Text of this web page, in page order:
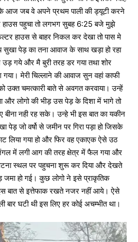
कि आज जब वे अपने प्रथम पाली की ड्यूटी करने
हाउस पहुचा तो लगभग सुबह 6:25 बजे मुझे
हाउस से बाहर निकल कर देखा तो पास मे
सुखा पेड़ का तना आवाज के साथ खड़ा हो रहा
गये और मै बुरी तरह डर गया तथा शोर
मेरी चिल्लाने की आवाज सुन वहां काफी
उक्त चमत्कारी बाते से अवगत करवाया। उन्हें
और लोगो की भीड़ उस पेड़ के दिशा में भागे तो
बीना नही रह सके। उन्हे भी इस बात का यकीन
पेड़ जो वर्षो से जमीन पर गिरा पड़ा हो जिसके
लिया गया हो और फिर वह एकाएक ऐसे उठ
में लगी आग की तरह क्षेत्र में फैल गया और
स्थल पर पहुचना शुरू कर दिया और देखते
जमा हो गई। कुछ लोगो ने इसे प्राकृतिक
बात से इत्तेफाक रखते नजर नहीं आये। ऐसे
बार घटी थी इस लिए हर कोई अचम्भीत था।